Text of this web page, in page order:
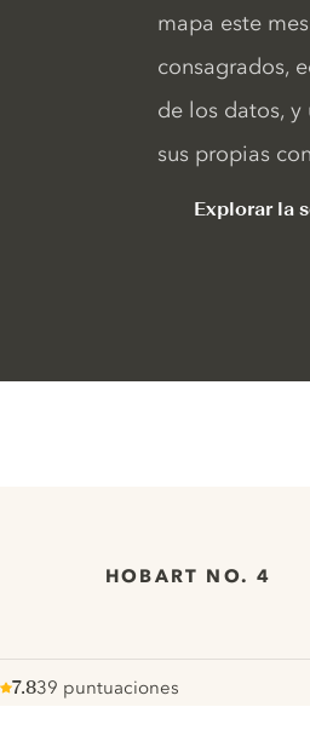
mapa este
consagrados,
de los datos, y
sus propias
Explorar la
HOBART NO. 4
7.8
pour
39 puntuaciones